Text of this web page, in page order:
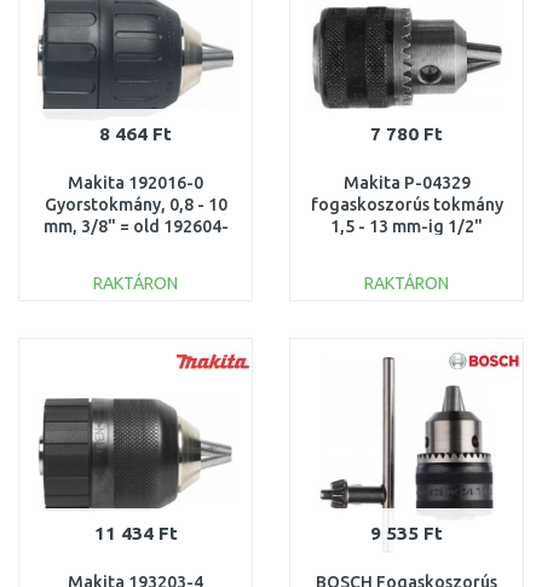
8 464 Ft
Makita 192016-0
Gyorstokmány, 0,8 - 10
mm, 3/8" = old 192604-
RAKTÁRON
Összehasonlítás
7 780 Ft
Makita P-04329
fogaskoszorús tokmány
1,5 - 13 mm-ig 1/2"
RAKTÁRON
Összehasonlítás
11 434 Ft
Makita 193203-4
9 535 Ft
BOSCH Fogaskoszorús